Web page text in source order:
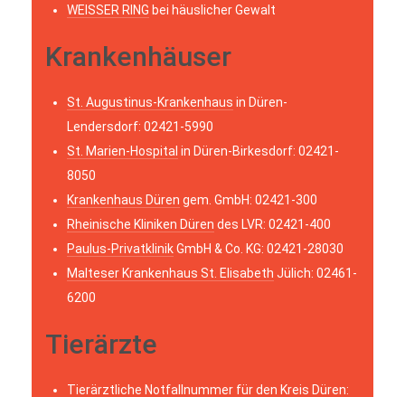
WEISSER RING bei häuslicher Gewalt
Krankenhäuser
St. Augustinus-Krankenhaus in Düren-
Lendersdorf: 02421-5990
St. Marien-Hospital in Düren-Birkesdorf: 02421-
8050
Krankenhaus Düren gem. GmbH: 02421-300
Rheinische Kliniken Düren des LVR: 02421-400
Paulus-PrivatklinikGmbH & Co. KG: 02421-28030
Malteser Krankenhaus St. Elisabeth Jülich: 02461-
6200
Tierärzte
Tierärztliche Notfallnummer für den Kreis Düren: